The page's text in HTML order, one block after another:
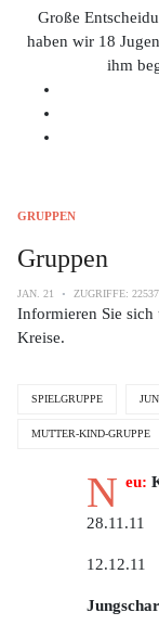
Große
haben wir 18
ihm
GRUPPEN
Gruppen
JAN. 21 ZUGRIFFE: 22537
Informieren Sie sich
Kreise.
SPIELGRUPPE
MUTTER-KIND-GRUPPE
N eu:
28.11.11
12.12.11